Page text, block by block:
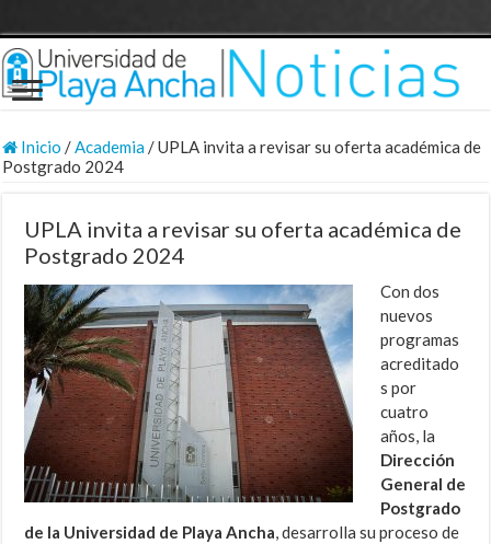
Inicio /Academia/UPLA invita a revisar su oferta académica de
Postgrado 2024
UPLA invita a revisar su oferta académica de
Postgrado 2024
Con dos
nuevos
programas
acreditado
s por
cuatro
años, la
Dirección
General de
Postgrado
de la Universidad de Playa Ancha, desarrolla su proceso de